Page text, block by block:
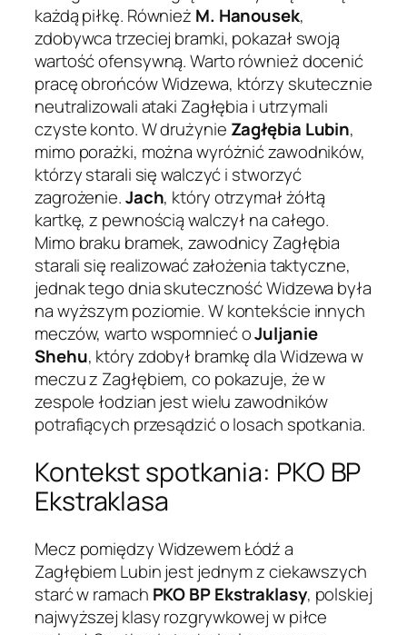
każdą piłkę. Również M. Hanousek,
zdobywca trzeciej bramki, pokazał swoją
wartość ofensywną. Warto również docenić
pracę obrońców Widzewa, którzy skutecznie
neutralizowali ataki Zagłębia i utrzymali
czyste konto. W drużynie Zagłębia Lubin,
mimo porażki, można wyróżnić zawodników,
którzy starali się walczyć i stworzyć
zagrożenie.Jach, który otrzymał żółtą
kartkę, z pewnością walczył na całego.
Mimo braku bramek, zawodnicy Zagłębia
starali się realizować założenia taktyczne,
jednak tego dnia skuteczność Widzewa była
na wyższym poziomie. W kontekście innych
meczów, warto wspomnieć oJuljanie
Shehu, który zdobył bramkę dla Widzewa w
meczu z Zagłębiem, co pokazuje, że w
zespole łodzian jest wielu zawodników
potrafiących przesądzić o losach spotkania.
Kontekst spotkania: PKO BP
Ekstraklasa
Mecz pomiędzy Widzewem Łódź a
Zagłębiem Lubin jest jednym z ciekawszych
starć w ramach PKO BP Ekstraklasy, polskiej
najwyższej klasy rozgrywkowej w piłce